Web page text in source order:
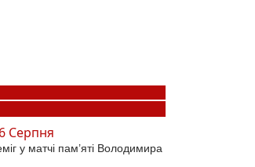
6 Серпня
у матчі пам’яті Володимира